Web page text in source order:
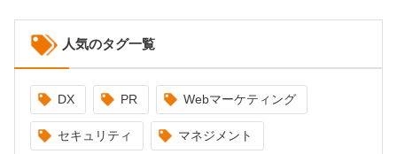
人気のタグ一覧
DX PR Webマーケティング
セキュリティ マネジメント